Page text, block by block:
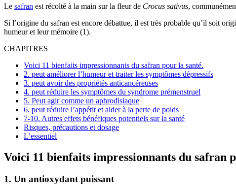
Le safran est récolté à la main sur la fleur de Crocus sativus,
Si l’origine du safran est encore débattue, il est très probable qu’il soit
humeur et leur mémoire (1).
CHAPITRES
Voici 11 bienfaits impressionnants du safran pour la santé.
2. peut améliorer l’humeur et traiter les symptômes dépressifs
3. peut avoir des propriétés anticancéreuses
4. peut réduire les symptômes du syndrome prémenstruel
5. Peut agir comme un aphrodisiaque
6. peut réduire l’appétit et aider à la perte de poids
7-10. Autres effets bénéfiques potentiels sur la santé
Risques, précautions et dosage
L’essentiel
Voici 11 bienfaits impressionnants du safran
1. Un antioxydant puissant